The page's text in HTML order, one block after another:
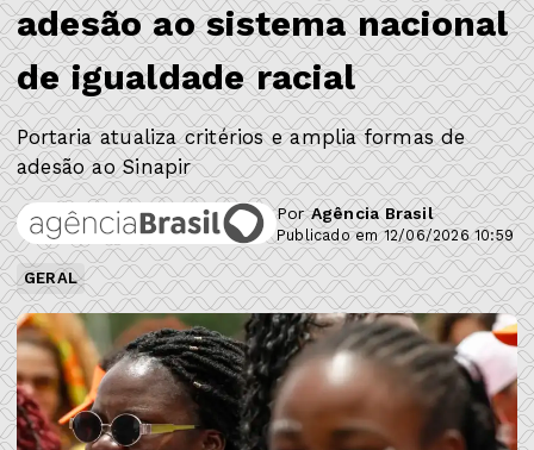
adesão ao sistema nacional
de igualdade racial
Portaria atualiza critérios e amplia formas de
adesão ao Sinapir
PorAgência Brasil
Publicado em 12/06/2026 10:59
GERAL